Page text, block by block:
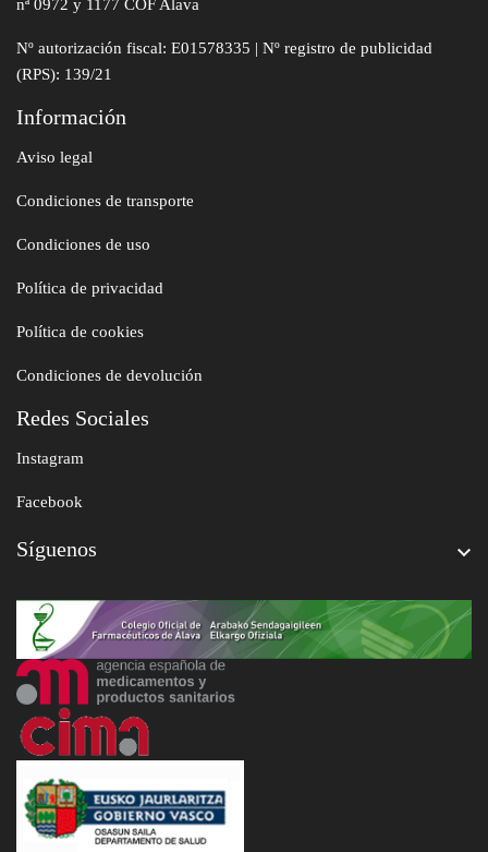
nª 0972 y 1177 COF Alava
Nº autorización fiscal: E01578335 | Nº registro de publicidad
(RPS): 139/21
Información
Aviso legal
Condiciones de transporte
Condiciones de uso
Política de privacidad
Política de cookies
Condiciones de devolución
Redes Sociales
Instagram
Facebook
Síguenos 